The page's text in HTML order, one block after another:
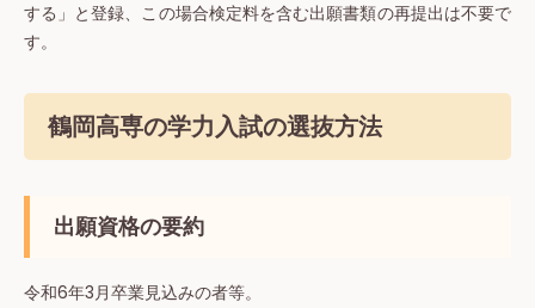
する」と登録、この場合検定料を含む出願書類の再提出は不要で
す。
鶴岡高専の学力入試の選抜方法
出願資格の要約
令和6年3月卒業見込みの者等。